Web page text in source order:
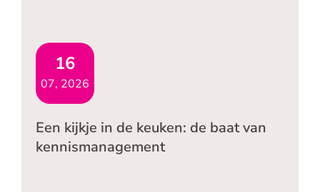
16
07, 2026
Een kijkje in de keuken: de baat van
kennismanagement